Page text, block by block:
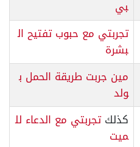
بي
تجربتي مع حبوب تفتيح ال
بشرة
مين جربت طريقة الحمل ب
ولد
كذلكتجربتي مع الدعاء لل
ميت